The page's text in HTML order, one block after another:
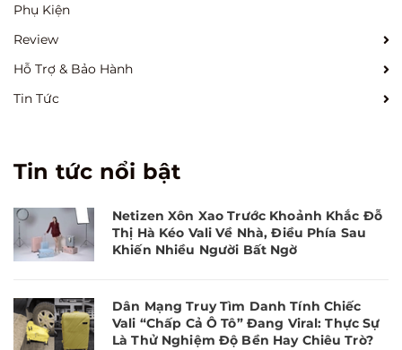
Phụ Kiện
Review
Hỗ Trợ & Bảo Hành
Tin Tức
Tin tức nổi bật
Netizen Xôn Xao Trước Khoảnh Khắc Đỗ
Thị Hà Kéo Vali Về Nhà, Điều Phía Sau
Khiến Nhiều Người Bất Ngờ
Dân Mạng Truy Tìm Danh Tính Chiếc
Vali “Chấp Cả Ô Tô” Đang Viral: Thực Sự
Là Thử Nghiệm Độ Bền Hay Chiêu Trò?